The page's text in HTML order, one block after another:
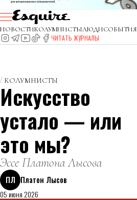
НОВОСТИКОЛУМНИСТЫЛЮДИСОБЫТИЯ
ЧИТАТЬ ЖУРНАЛЫ
КОЛУМНИСТЫ
Искусство
устало — или
это мы?
Эссе Платона Лысова
ПЛ Платон Лысов
05 июня 2026